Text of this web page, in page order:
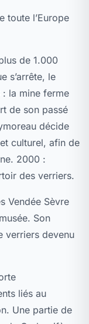
toute l’Europe
de 1.000
s’arrête, le
: la mine ferme
de son passé
décide
culturel, afin de
2000 :
des verriers.
Vendée Sèvre
Son
verriers devenu
liés au
Une partie de